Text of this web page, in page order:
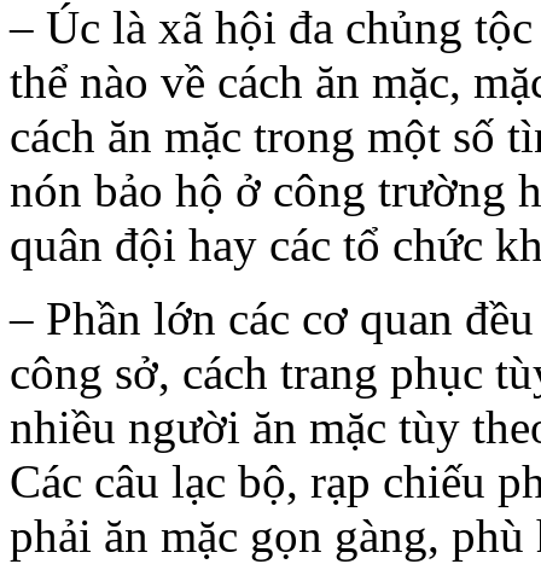
– Úc là xã hội đa chủng
thể nào về cách ăn mặc,
cách ăn mặc trong một số
nón bảo hộ ở công trường
quân đội hay các tổ chức
– Phần lớn các cơ quan
công sở, cách trang phục
nhiều người ăn mặc tùy
Các câu lạc bộ, rạp chiếu
phải ăn mặc gọn gàng, phù